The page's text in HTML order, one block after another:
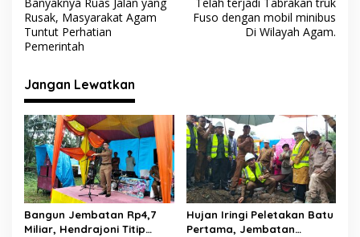
k p
a
v
i
g
a
s
i
p
o
s
Rusak, Masyarakat Agam
Tuntut Perhatian
Pemerintah
Fuso dengan mobil minibus
Di Wilayah Agam.
Jangan Lewatkan
Bangun Jembatan Rp4,7
Miliar, Hendrajoni Titip
Hujan Iringi Peletakan Batu
Pertama, Jembatan